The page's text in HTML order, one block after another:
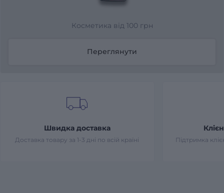
Косметика від 100 грн
Переглянути
Швидка доставка
Доставка товару за 1-3 дні по всій країні Підтримка